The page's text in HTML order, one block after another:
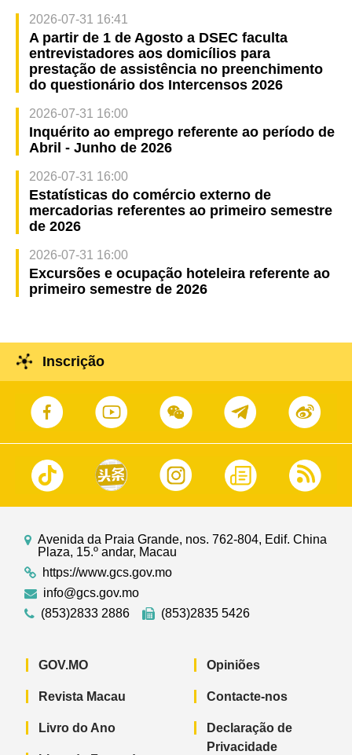
2026-07-31 16:41
A partir de 1 de Agosto a DSEC faculta
entrevistadores aos domicílios para
prestação de assistência no preenchimento
do questionário dos Intercensos 2026
2026-07-31 16:00
Inquérito ao emprego referente ao período de
Abril - Junho de 2026
2026-07-31 16:00
Estatísticas do comércio externo de
mercadorias referentes ao primeiro semestre
de 2026
2026-07-31 16:00
Excursões e ocupação hoteleira referente ao
primeiro semestre de 2026
Inscrição
Avenida da Praia Grande, nos. 762-804, Edif. China
Plaza, 15.º andar, Macau
https://www.gcs.gov.mo
info@gcs.gov.mo
(853)2833 2886
(853)2835 5426
GOV.MO
Revista Macau
Livro do Ano
Opiniões
Contacte-nos
Declaração de
Privacidade